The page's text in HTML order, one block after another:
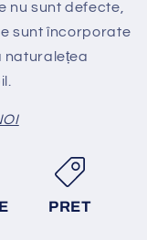
nu sunt defecte,
sunt încorporate
naturalețea
PRET